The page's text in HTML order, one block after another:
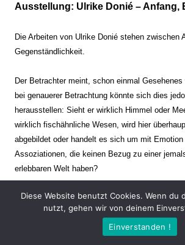
Ausstellung: Ulrike Donié – Anfang,
Die Arbeiten von Ulrike Donié stehen zwischen
Gegenständlichkeit.
Der Betrachter meint, schon einmal Gesehenes
bei genauerer Betrachtung könnte sich dies
herausstellen: Sieht er wirklich Himmel oder
wirklich fischähnliche Wesen, wird hier
abgebildet oder handelt es sich um mit Emotion
Assoziationen, die keinen Bezug zu einer
erlebbaren Welt haben?
Verharren und Dynamik stehen sich dabei
oder verrinnt im Nu. Es soll dabei eine
zur Schmerzgrenze erzeugt werden. Die
Diese Website benutzt Cookies. Wenn du
nutzt, gehen wir von deinem
Einverstanden !